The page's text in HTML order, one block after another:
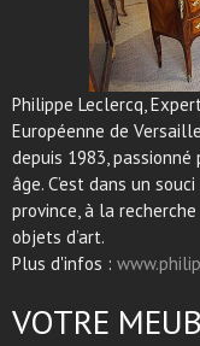
Philippe Leclercq,
Européenne de
depuis 1983,
âge. C’est dans un
province, à la
objets d’art.
Plus d'infos :
VOTRE